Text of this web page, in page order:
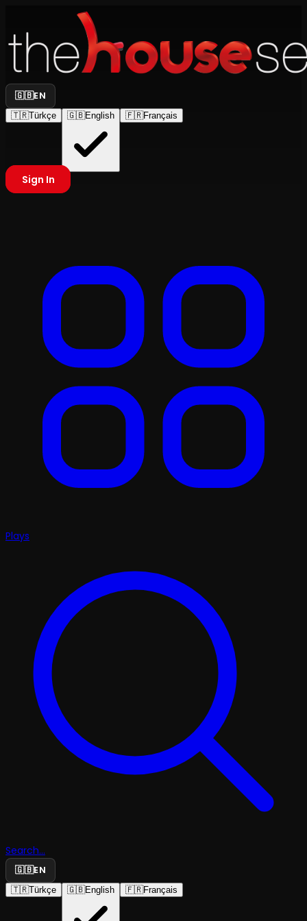
🇬🇧EN
🇹🇷Türkçe 🇬🇧English 🇫🇷Français
Sign In
Plays
Search...
🇬🇧EN
🇹🇷Türkçe 🇬🇧English 🇫🇷Français